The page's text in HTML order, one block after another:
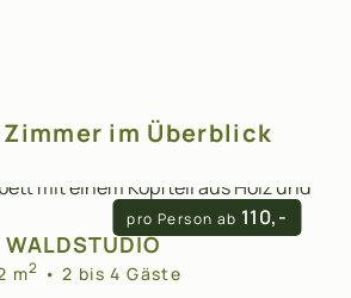
im Überblick
pro Person ab 110,-
WALDSTUDIO
m2 • 2 bis 4 Gäste